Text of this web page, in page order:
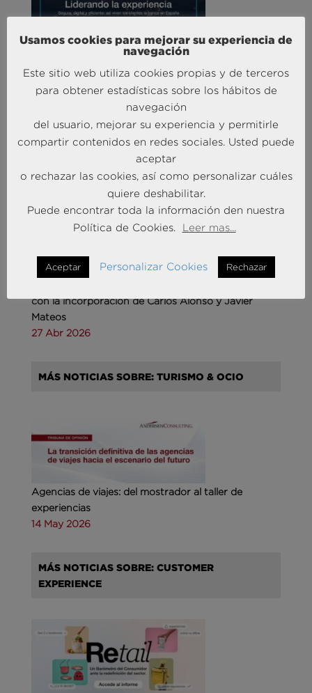
Liderando la Experiencia | Observatorio de las
24 Mar 2026
MÁS NOTICIAS SOBRE: INTELIGENCIA
ARTIFICIAL
con la incorporación de Carlos Alonso y Javier
Mateos
27 Abr 2026
MÁS NOTICIAS SOBRE: TURISMO & OCIO
Agencias de viajes: del mostrador al taller de
experiencias
14 May 2026
MÁS NOTICIAS SOBRE: CUSTOMER
EXPERIENCE
Usamos cookies para mejorar su experiencia de
navegación
Este sitio web utiliza cookies propias y de terceros
para obtener estadísticas sobre los hábitos de
navegación
del usuario, mejorar su experiencia y permitirle
compartir contenidos en redes sociales. Usted puede
aceptar
o rechazar las cookies, así como personalizar cuáles
quiere deshabilitar.
Puede encontrar toda la información den nuestra
Política de Cookies.
Leer mas...
Aceptar Personalizar Cookies Rechazar